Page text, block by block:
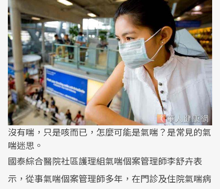
沒有喘，只是咳而已，怎麼可能是氣喘？是常見的氣
喘迷思。
國泰綜合醫院社區護理組氣喘個案管理師李舒卉表
示，從事氣喘個案管理師多年，在門診及住院氣喘病